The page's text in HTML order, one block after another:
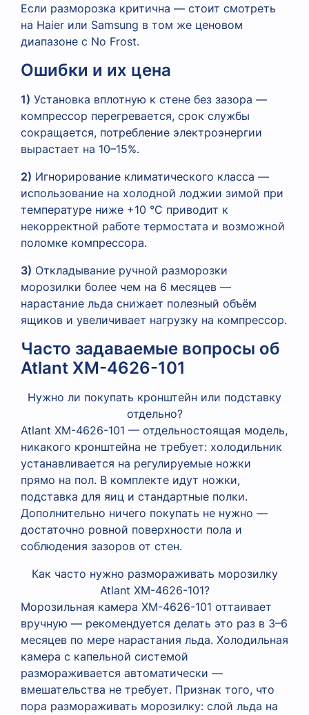
Если разморозка критична — стоит смотреть
на Haier или Samsung в том же ценовом
диапазоне с No Frost.
Ошибки и их цена
1) Установка вплотную к стене без зазора —
компрессор перегревается, срок службы
сокращается, потребление электроэнергии
вырастает на 10–15%.
2) Игнорирование климатического класса —
использование на холодной лоджии зимой при
температуре ниже +10 °C приводит к
некорректной работе термостата и возможной
поломке компрессора.
3) Откладывание ручной разморозки
морозилки более чем на 6 месяцев —
нарастание льда снижает полезный объём
ящиков и увеличивает нагрузку на компрессор.
Часто задаваемые вопросы об
Atlant XM-4626-101
Нужно ли покупать кронштейн или подставку
отдельно?
Atlant XM-4626-101 — отдельностоящая модель,
никакого кронштейна не требует: холодильник
устанавливается на регулируемые ножки
прямо на пол. В комплекте идут ножки,
подставка для яиц и стандартные полки.
Дополнительно ничего покупать не нужно —
достаточно ровной поверхности пола и
соблюдения зазоров от стен.
Как часто нужно размораживать морозилку
Atlant XM-4626-101?
Морозильная камера XM-4626-101 оттаивает
вручную — рекомендуется делать это раз в 3–6
месяцев по мере нарастания льда. Холодильная
камера с капельной системой
размораживается автоматически —
вмешательства не требует. Признак того, что
пора размораживать морозилку: слой льда на